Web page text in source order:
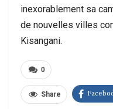
inexorablement sa
de nouvelles villes
Kisangani.
0
Share